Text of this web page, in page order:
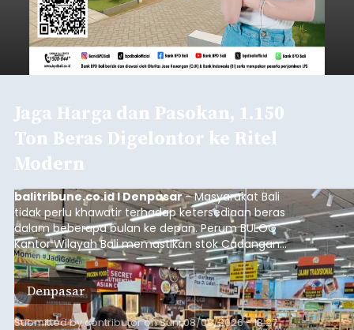
Jaga Harga dan Pasokan, 1.150
Ton Beras Digelontor ke Ritel
Modern
balitribune.co.id I Denpasar- Masyarakat Bali
tidak perlu khawatir terhadap ketersediaan beras
dalam beberapa bulan ke depan. Perum BULOG
Kantor Wilayah Bali memastikan stok Cadangan
Beras Pemerintah (CBP) masih dalam kondisi
aman, bahkan diproyeksikan mampu memenuhi
kebutuhan masyarakat hingga sekitar 10 bulan.
Denpasar
Submitted bycontributoronSun, 08/09/2026 - 18:27